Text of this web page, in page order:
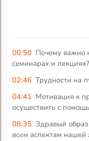
00:50 Почему важно
семинарах и лекциях?
02:46 Трудности на
04:41 Мотивация к
осуществить с
08:35 Здравый
всем аспектам